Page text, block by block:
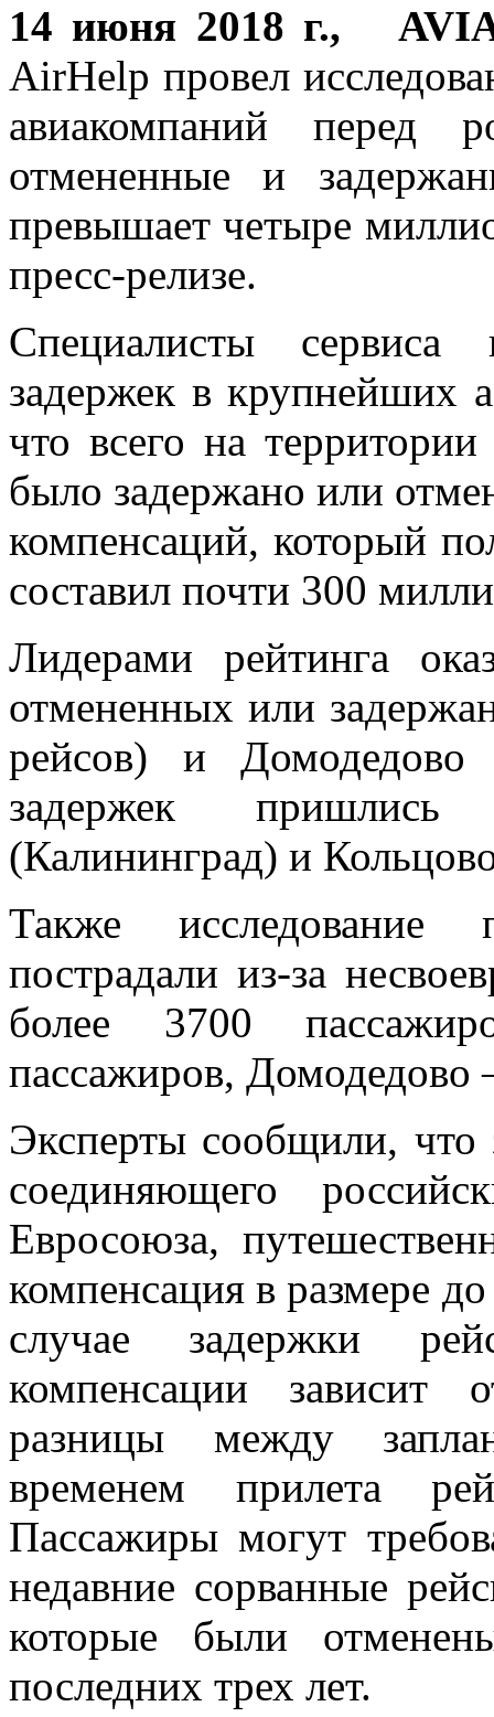
14 июня 2018 г.,
AirHelp провел
авиакомпаний перед
отмененные и
превышает четыре
пресс-релизе.
Специалисты сервиса
задержек в крупнейших
что всего на
было задержано или
компенсаций, который
составил почти 300
Лидерами рейтинга
отмененных или
рейсов) и
задержек
(Калининград) и
Также исследование
пострадали из-за
более 3700
пассажиров,
Эксперты сообщили, что
соединяющего
Евросоюза,
компенсация в размере
случае задержки
компенсации зависит
разницы между
временем прилета
Пассажиры могут
недавние сорванные
которые были
последних трех лет.